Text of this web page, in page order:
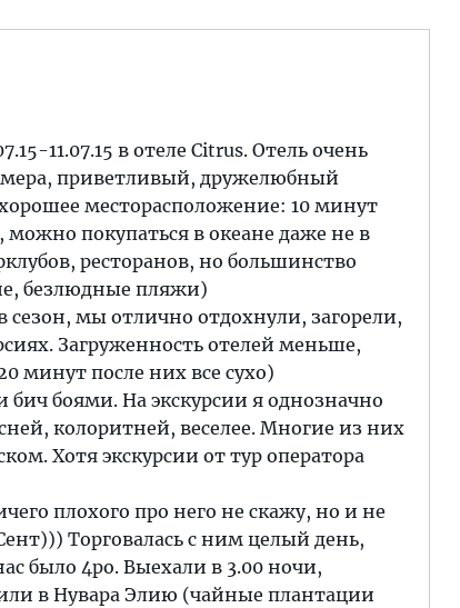
11.07.15 в отеле Citrus. Отель очень
приветливый, дружелюбный
месторасположение: 10 минут
покупаться в океане даже не в
ресторанов, но большинство
безлюдные пляжи)
сезон, мы отлично отдохнули, загорели,
Загруженность отелей меньше,
минут после них все сухо)
боями. На экскурсии я однозначно
колоритней, веселее. Многие из них
Хотя экскурсии от тур оператора
плохого про него не скажу, но и не
Торговалась с ним целый день,
было 4ро. Выехали в 3.00 ночи,
в Нувара Элию (чайные плантации